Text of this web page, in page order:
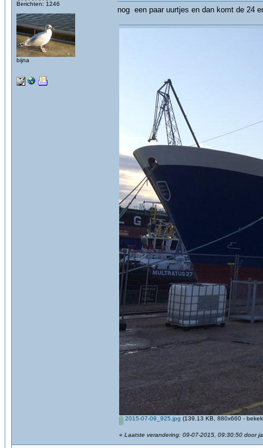
Berichten: 1246
bijna
nog een paar uurtjes en dan komt de 24
2015-07-09_925.jpg (139.13 KB, 880x660 -
« Laatste verandering: 09-07-2015, 09:30:50 door